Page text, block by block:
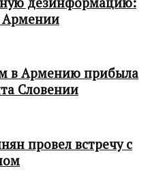
Армении
в Армению прибыла
Словении
провел встречу с